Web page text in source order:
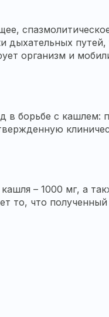
дыхательных путей,
организм и
в борьбе с кашлем:
­– 1000 мг, а
то, что